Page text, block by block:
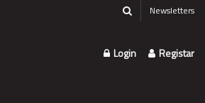
Newsletters
Login Registar